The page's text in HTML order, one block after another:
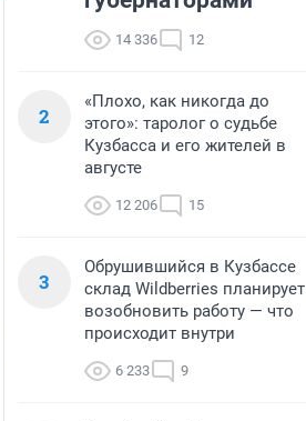
14 336 12
2
«Плохо, как никогда до
этого»: таролог о судьбе
Кузбасса и его жителей в
августе
12 206 15
3
Обрушившийся в Кузбассе
склад Wildberries планирует
возобновить работу — что
происходит внутри
6 233 9